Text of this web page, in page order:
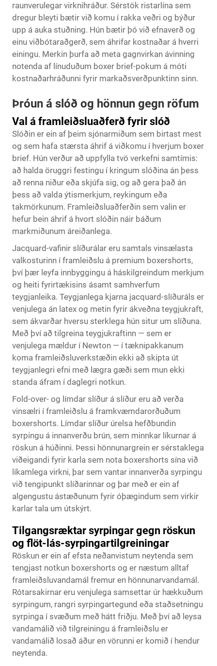
raunverulegar virknihráður. Sérstök ristarlína sem
dregur bleyti bætir við komu í rakka veðri og býður
upp á auka stuðning. Hún bætir þó við efnaverð og
einu viðbótaraðgerð, sem áhrifar kostnaðar á hverri
einingu. Merkin þurfa að meta gagnvirkan ávinning
notenda af línuduðum boxer brief-pokum á móti
kostnaðarhráðunni fyrir markaðsverðpunktinn sinn.
Þróun á slóð og hönnun gegn röfum
Val á framleiðsluaðferð fyrir slóð
Slóðin er ein af þeim sjónarmiðum sem birtast mest
og sem hafa stærsta áhrif á viðkomu í hverjum boxer
brief. Hún verður að uppfylla tvö verkefni samtímis:
að halda öruggri festingu í kringum slóðina án þess
að renna niður eða skjúfa sig, og að gera það án
þess að valda ýtismerkjum, reykingum eða
takmörkunum. Framleiðsluaðferðin sem valin er
hefur bein áhrif á hvort slóðin náir báðum
markmiðunum áreiðanlega.
Jacquard-vafinir slíðurálar eru samtals vinsælasta
valkosturinn í framleiðslu á premium boxershorts,
því þær leyfa innbyggingu á háskilgreindum merkjum
og heiti fyrirtækisins ásamt samhverfum
teygjanleika. Teygjanlega kjarna jacquard-slíðuráls er
venjulega án latex og metin fyrir ákveðna teygjukraft,
sem ákvarðar hversu sterklega hún situr um slíðuna.
Með því að tilgreina teygjukraftinn — sem er
venjulega mældur í Newton — í tæknipakkanum
koma framleiðsluverkstæðin ekki að skipta út
teygjanlegri efni með lægra gæði sem mun ekki
standa áfram í daglegri notkun.
Fold-over- og límdar slíður á slíður eru að verða
vinsælri í framleiðslu á framkvæmdarorðuðum
boxershorts. Límdar slíður úrelsa hefðbundin
syrpingu á innanverðu brún, sem minnkar líkurnar á
röskun á húðinni. Þessi hönnunargrein er sérstaklega
viðeigandi fyrir karla sem nota boxershorts sína við
líkamlega virkni, þar sem vantar innanverða syrpingu
við tengipunkt slíðarinnar og þar með er ein af
algengustu ástæðunum fyrir óþægindum sem virkir
karlar tala um útskýrt.
Tilgangsræktar syrpingar gegn röskun
og flöt-lás-syrpingartilgreiningar
Röskun er ein af efsta neðanvistum neytenda sem
tengjast notkun boxershorts og er næstum alltaf
framleiðsluvandamál fremur en hönnunarvandamál.
Rótarsakirnar eru venjulega samsettar úr hækkuðum
syrpingum, rangri syrpingartegund eða staðsetningu
syrpinga í svæðum með hátt friðju. Með því að leysa
vandamálið við tilgreiningu á framleiðslu er
vandamálið losað áður en vörunni er komið í hendur
neytenda.